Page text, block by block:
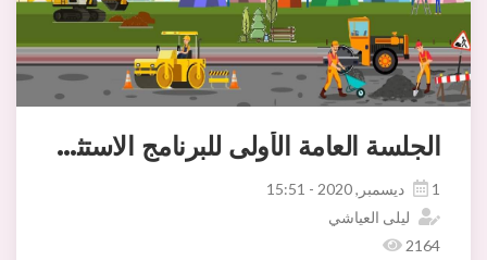
الجلسة العامة الأولى للبرنامج الاستثماري التشاركي 2021
1 ديسمبر, 2020 - 15:51
ليلى العياشي
2164